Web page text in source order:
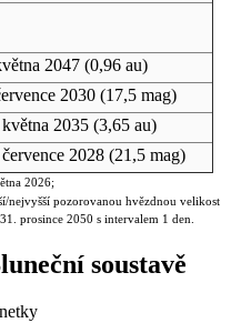
2047(0,96 au)
2030(17,5 mag)
2035(3,65 au)
2028(21,5 mag)
2026;
nejvyšší pozorovanou hvězdnou velikost
prosince 2050 s intervalem 1 den.
soustavě